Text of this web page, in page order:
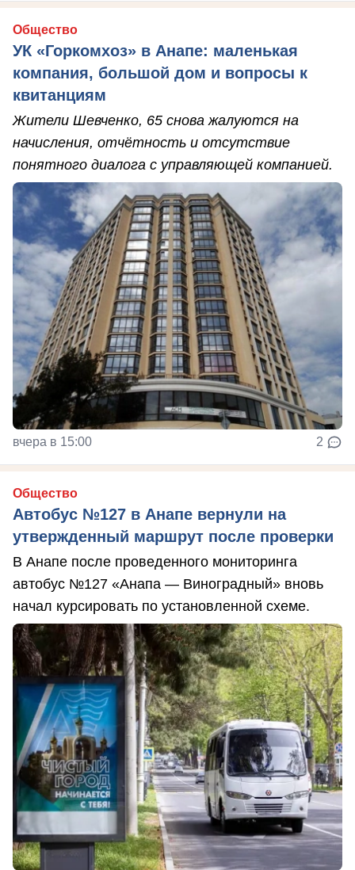
Общество
УК «Горкомхоз» в Анапе: маленькая
компания, большой дом и вопросы к
квитанциям
Жители Шевченко, 65 снова жалуются на
начисления, отчётность и отсутствие
понятного диалога с управляющей компанией.
вчера в 15:00 2
Общество
Автобус №127 в Анапе вернули на
утвержденный маршрут после проверки
В Анапе после проведенного мониторинга
автобус №127 «Анапа — Виноградный» вновь
начал курсировать по установленной схеме.